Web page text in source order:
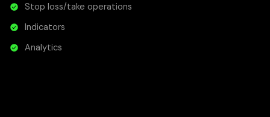
Stop loss/take operations
Indicators
Analytics